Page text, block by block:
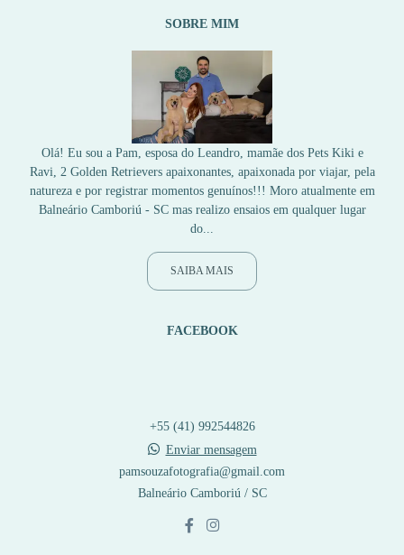
SOBRE MIM
Olá! Eu sou a Pam, esposa do Leandro, mamãe dos Pets Kiki e
Ravi, 2 Golden Retrievers apaixonantes, apaixonada por viajar, pela
natureza e por registrar momentos genuínos!!! Moro atualmente em
Balneário Camboriú - SC mas realizo ensaios em qualquer lugar
do...
SAIBA MAIS
FACEBOOK
+55 (41) 992544826
Enviar mensagem
pamsouzafotografia@gmail.com
Balneário Camboriú / SC